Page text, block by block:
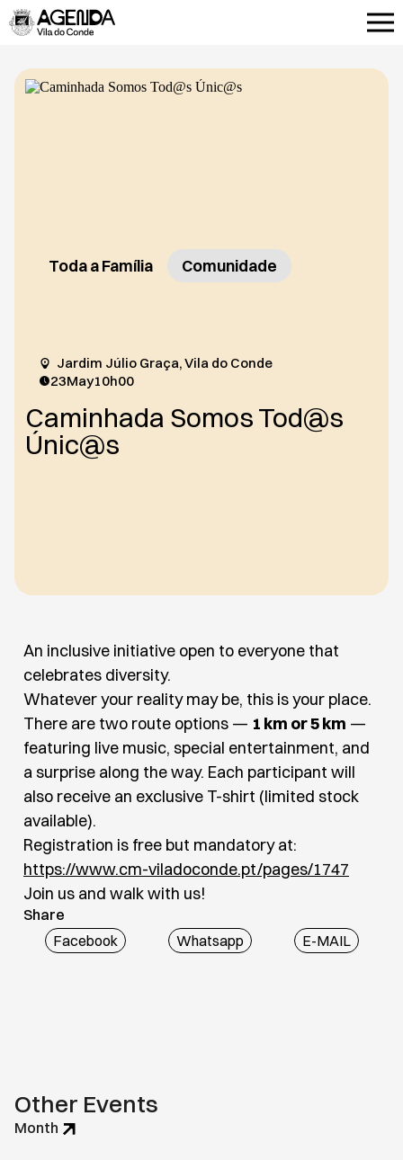
Jardim Júlio Graça, Vila do Conde
23May10h00
Caminhada Somos Tod@s
Únic@s
Toda a Família Comunidade
An inclusive initiative open to everyone that
celebrates diversity.
Whatever your reality may be, this is your place.
There are two route options — 1 km or 5 km —
featuring live music, special entertainment, and
a surprise along the way. Each participant will
also receive an exclusive T-shirt (limited stock
available).
Registration is free but mandatory at:
https://www.cm-viladoconde.pt/pages/1747
Join us and walk with us!
Share
Facebook
Whatsapp E-MAIL
Other Events
Month